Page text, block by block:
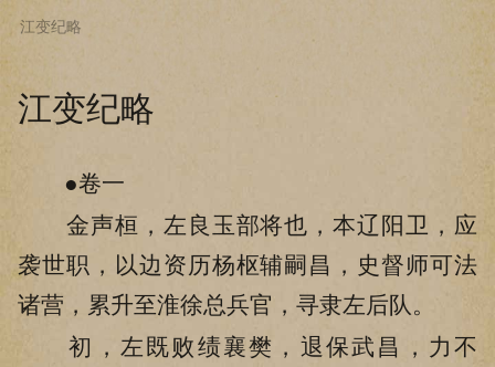
江变纪略
●卷一
金声桓，左良玉部将也，本辽阳卫，应
袭世职，以边资历杨枢辅嗣昌，史督师可法
诸营，累升至淮徐总兵官，寻隶左后队。
初，左既败绩襄樊，退保武昌，力不
江变纪略